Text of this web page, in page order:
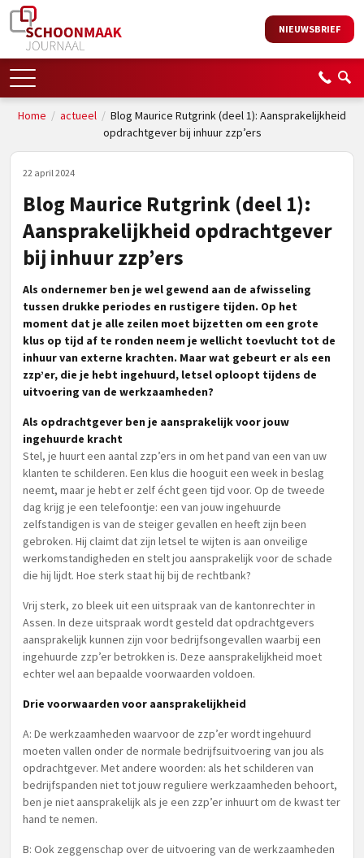
NIEUWSBRIEF
Home / actueel / Blog Maurice Rutgrink (deel 1): Aansprakelijkheid
opdrachtgever bij inhuur zzp’ers
22 april 2024
Blog Maurice Rutgrink (deel 1):
Aansprakelijkheid opdrachtgever
bij inhuur zzp’ers
Als ondernemer ben je wel gewend aan de afwisseling
tussen drukke periodes en rustigere tijden. Op het
moment dat je alle zeilen moet bijzetten om een grote
klus op tijd af te ronden neem je wellicht toevlucht tot de
inhuur van externe krachten. Maar wat gebeurt er als een
zzp’er, die je hebt ingehuurd, letsel oploopt tijdens de
uitvoering van de werkzaamheden?
Als opdrachtgever ben je aansprakelijk voor jouw
ingehuurde kracht
Stel, je huurt een aantal zzp’ers in om het pand van een van uw
klanten te schilderen. Een klus die hooguit een week in beslag
neemt, maar je hebt er zelf écht geen tijd voor. Op de tweede
dag krijg je een telefoontje: een van jouw ingehuurde
zelfstandigen is van de steiger gevallen en heeft zijn been
gebroken. Hij claimt dat zijn letsel te wijten is aan onveilige
werkomstandigheden en stelt jou aansprakelijk voor de schade
die hij lijdt. Hoe sterk staat hij bij de rechtbank?
Vrij sterk, zo bleek uit een uitspraak van de kantonrechter in
Assen. In deze uitspraak wordt gesteld dat opdrachtgevers
aansprakelijk kunnen zijn voor bedrijfsongevallen waarbij een
ingehuurde zzp’er betrokken is. Deze aansprakelijkheid moet
echter wel aan bepaalde voorwaarden voldoen.
Drie voorwaarden voor aansprakelijkheid
A: De werkzaamheden waarvoor de zzp’er wordt ingehuurd
moeten vallen onder de normale bedrijfsuitvoering van jou als
opdrachtgever. Met andere woorden: als het schilderen van
bedrijfspanden niet tot jouw reguliere werkzaamheden behoort,
ben je niet aansprakelijk als je een zzp’er inhuurt om de kwast ter
hand te nemen.
B: Ook zeggenschap over de uitvoering van de werkzaamheden